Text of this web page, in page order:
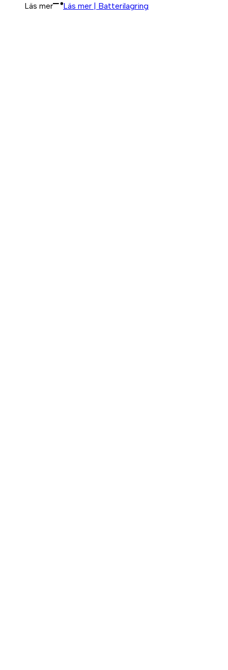
Läs mer Läs mer | Batterilagring